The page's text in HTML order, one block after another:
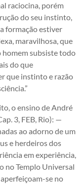
raciocina, porém
do seu instinto,
formação estiver
maravilhosa, que
homem subsiste todo
do que
que instinto e razão
o ensino de André
3, FEB, Rio): —
ao adorno de um
e herdeiros dos
em experiência,
no Templo Universal
se no